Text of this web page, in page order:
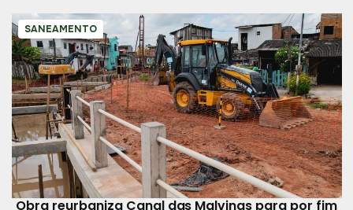
SANEAMENTO
Obra reurbaniza Canal das Malvinas para por fim